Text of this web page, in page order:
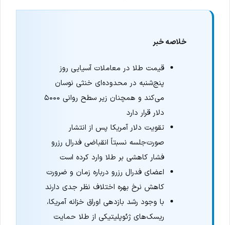
خلاصه خبر
قیمت طلا در معاملات آسیایی روز
پنج‌شنبه در محدوده‌ای خنثی نوسان
می‌کند و همچنان زیر سطح روانی ۵۰۰۰
دلار قرار دارد
تقویت دلار آمریکا پس از انتشار
صورت‌جلسه نسبتاً انقباضی فدرال رزرو
فشار کاهشی بر طلا وارد کرده است
اعضای فدرال رزرو درباره زمان و ضرورت
کاهش نرخ بهره اختلاف نظر جدی دارند
با وجود رشد بازدهی اوراق خزانه آمریکا،
ریسک‌های ژئوپلیتیکی از طلا حمایت